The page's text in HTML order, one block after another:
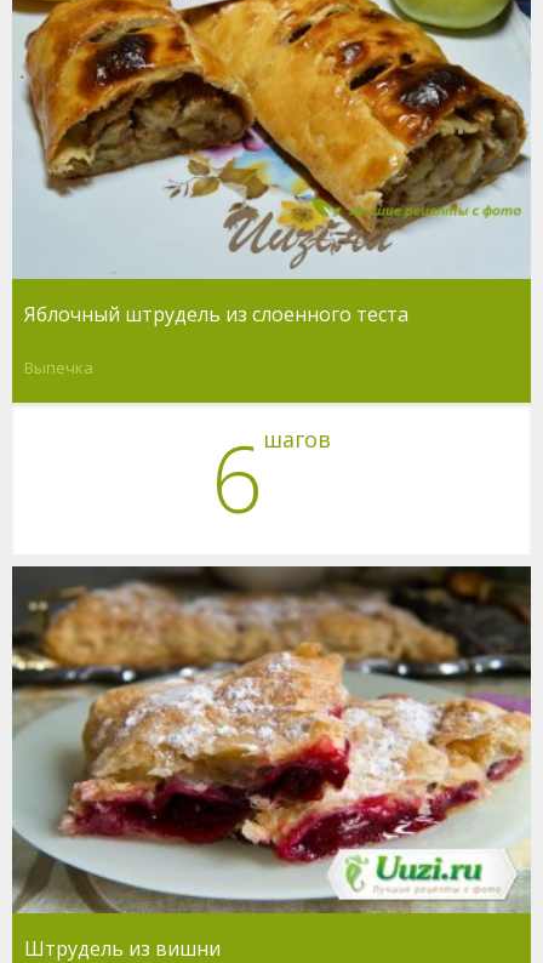
Яблочный штрудель из слоенного теста
Выпечка
6 шагов
Штрудель из вишни